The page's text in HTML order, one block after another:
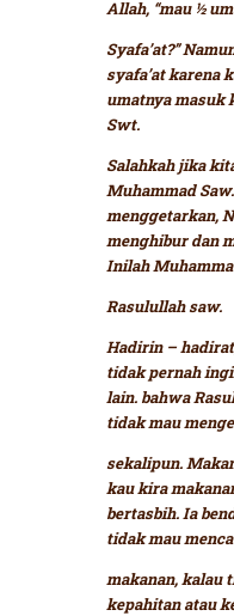
Allah, “mau ½
Syafa’at?”
syafa’at karena
umatnya masuk
Swt.
Salahkah jika
Muhammad
menggetarkan,
menghibur dan
Inilah
Rasulullah saw.
Hadirin –
tidak pernah
lain. bahwa
tidak mau
sekalipun.
kau kira
bertasbih. Ia
tidak mau
makanan, kalau
kepahitan atau